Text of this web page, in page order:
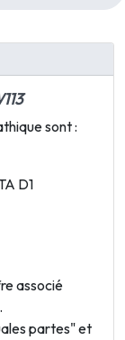
sont :
D1
associé
partes" et